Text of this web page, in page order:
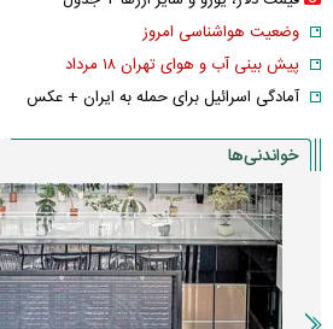
وضعیت هواشناسی امروز
پیش بینی آب و هوای تهران ۱۸ مرداد
آمادگی اسرائیل برای حمله به ایران + عکس
خواندنی‌ها